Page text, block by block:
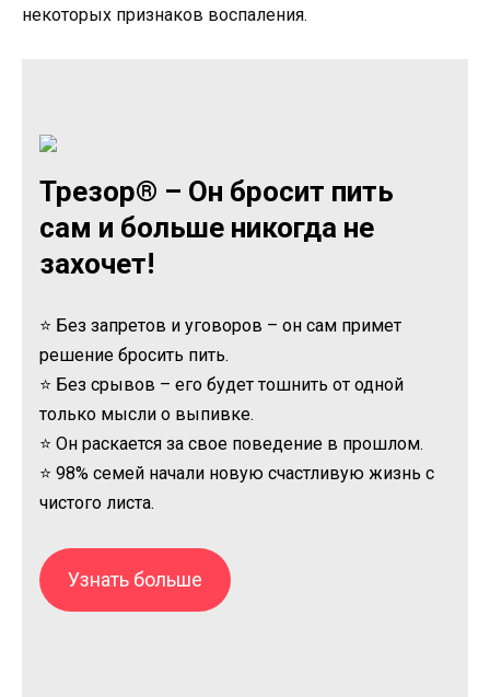
некоторых признаков воспаления.
Трезор® – Он бросит пить
сам и больше никогда не
захочет!
⭐ Без запретов и уговоров – он сам примет
решение бросить пить.
⭐ Без срывов – его будет тошнить от одной
только мысли о выпивке.
⭐ Он раскается за свое поведение в прошлом.
⭐ 98% семей начали новую счастливую жизнь с
чистого листа.
Узнать больше